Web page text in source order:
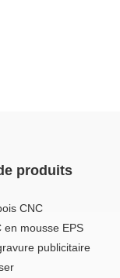
produits
CNC
en mousse EPS
publicitaire